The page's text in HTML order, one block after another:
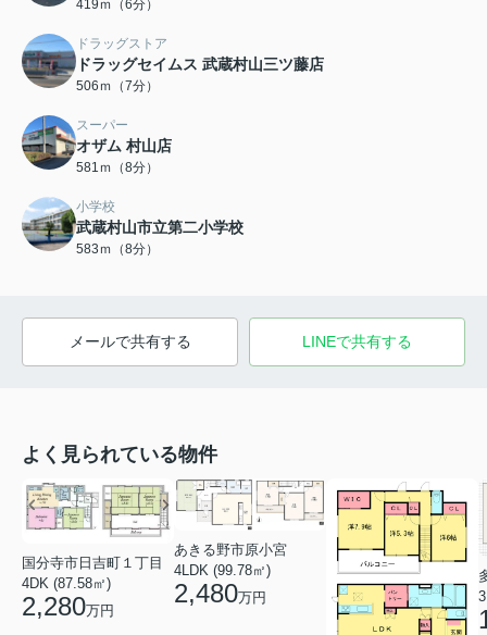
419ｍ（6分）
ドラッグストア
ドラッグセイムス 武蔵村山三ツ藤店
506ｍ（7分）
スーパー
オザム 村山店
581ｍ（8分）
小学校
武蔵村山市立第二小学校
583ｍ（8分）
メールで共有する LINEで共有する
よく見られている物件
国分寺市日吉町１丁目
4DK (87.58㎡)
2,280万円
あきる野市原小宮
4LDK (99.78㎡)
2,480万円